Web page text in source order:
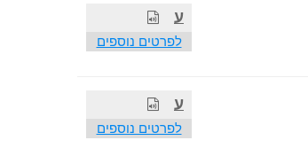
ע
לפרטים נוספים
ע
לפרטים נוספים